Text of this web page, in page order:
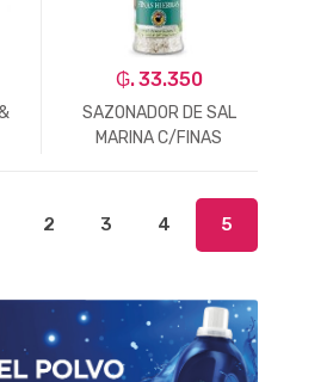
₲. 33.350
SAZONADOR DE SAL
MARINA C/FINAS
+
2 3 4 5